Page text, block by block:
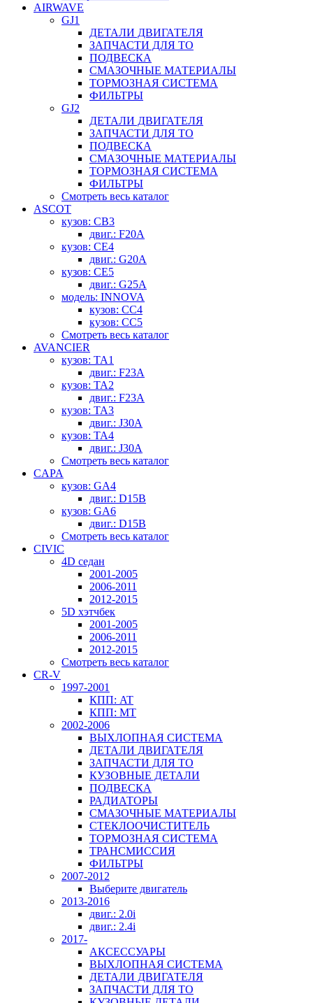
AIRWAVE
GJ1
ДЕТАЛИ ДВИГАТЕЛЯ
ЗАПЧАСТИ ДЛЯ ТО
ПОДВЕСКА
СМАЗОЧНЫЕ МАТЕРИАЛЫ
ТОРМОЗНАЯ СИСТЕМА
ФИЛЬТРЫ
GJ2
ДЕТАЛИ ДВИГАТЕЛЯ
ЗАПЧАСТИ ДЛЯ ТО
ПОДВЕСКА
СМАЗОЧНЫЕ МАТЕРИАЛЫ
ТОРМОЗНАЯ СИСТЕМА
ФИЛЬТРЫ
Смотреть весь каталог
ASCOT
кузов: CB3
двиг.: F20A
кузов: CE4
двиг.: G20A
кузов: CE5
двиг.: G25A
модель: INNOVA
кузов: CC4
кузов: CC5
Смотреть весь каталог
AVANCIER
кузов: TA1
двиг.: F23A
кузов: TA2
двиг.: F23A
кузов: TA3
двиг.: J30A
кузов: TA4
двиг.: J30A
Смотреть весь каталог
CAPA
кузов: GA4
двиг.: D15B
кузов: GA6
двиг.: D15B
Смотреть весь каталог
CIVIC
4D седан
2001-2005
2006-2011
2012-2015
5D хэтчбек
2001-2005
2006-2011
2012-2015
Смотреть весь каталог
CR-V
1997-2001
КПП: AT
КПП: MT
2002-2006
ВЫХЛОПНАЯ СИСТЕМА
ДЕТАЛИ ДВИГАТЕЛЯ
ЗАПЧАСТИ ДЛЯ ТО
КУЗОВНЫЕ ДЕТАЛИ
ПОДВЕСКА
РАДИАТОРЫ
СМАЗОЧНЫЕ МАТЕРИАЛЫ
СТЕКЛООЧИСТИТЕЛЬ
ТОРМОЗНАЯ СИСТЕМА
ТРАНСМИССИЯ
ФИЛЬТРЫ
2007-2012
Выберите двигатель
2013-2016
двиг.: 2.0i
двиг.: 2.4i
2017-
АКСЕССУАРЫ
ВЫХЛОПНАЯ СИСТЕМА
ДЕТАЛИ ДВИГАТЕЛЯ
ЗАПЧАСТИ ДЛЯ ТО